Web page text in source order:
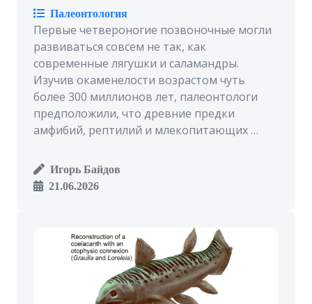
Палеонтология
Первые четвероногие позвоночные могли
развиваться совсем не так, как
современные лягушки и саламандры.
Изучив окаменелости возрастом чуть
более 300 миллионов лет, палеонтологи
предположили, что древние предки
амфибий, рептилий и млекопитающих …
Игорь Байдов
21.06.2026